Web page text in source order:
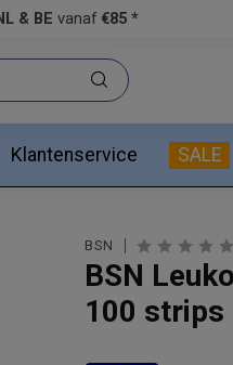
& BE vanaf €85 *
Klantenservice SALE
BSN
BSN
100 strips